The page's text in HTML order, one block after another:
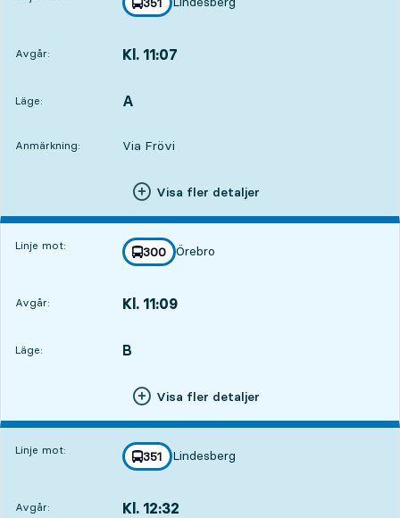
mot
,
Avgår: Kl. 11:07
Läge:
LÄGE, A
,
Anmärkning: Via Frövi
Visa fler detaljer
Linje mot: linje
300
mot
Örebro
,
Avgår: Kl. 11:09
Läge:
LÄGE, B
,
Visa fler detaljer
Linje mot: linje
351
mot
Lindesberg
,
Avgår: Kl. 12:32